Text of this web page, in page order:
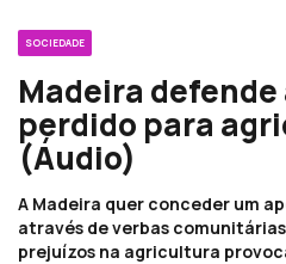
SOCIEDADE
Madeira
perdido para
(Áudio)
A Madeira quer conceder um
através de verbas
prejuízos na agricultura